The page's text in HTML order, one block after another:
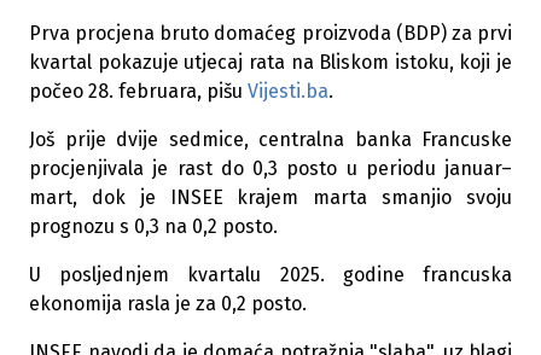
Prva procjena bruto domaćeg proizvoda (BDP) za prvi
kvartal pokazuje utjecaj rata na Bliskom istoku, koji je
počeo 28. februara, pišu Vijesti.ba.
Još prije dvije sedmice, centralna banka Francuske
procjenjivala je rast do 0,3 posto u periodu januar–
mart, dok je INSEE krajem marta smanjio svoju
prognozu s 0,3 na 0,2 posto.
U posljednjem kvartalu 2025. godine francuska
ekonomija rasla je za 0,2 posto.